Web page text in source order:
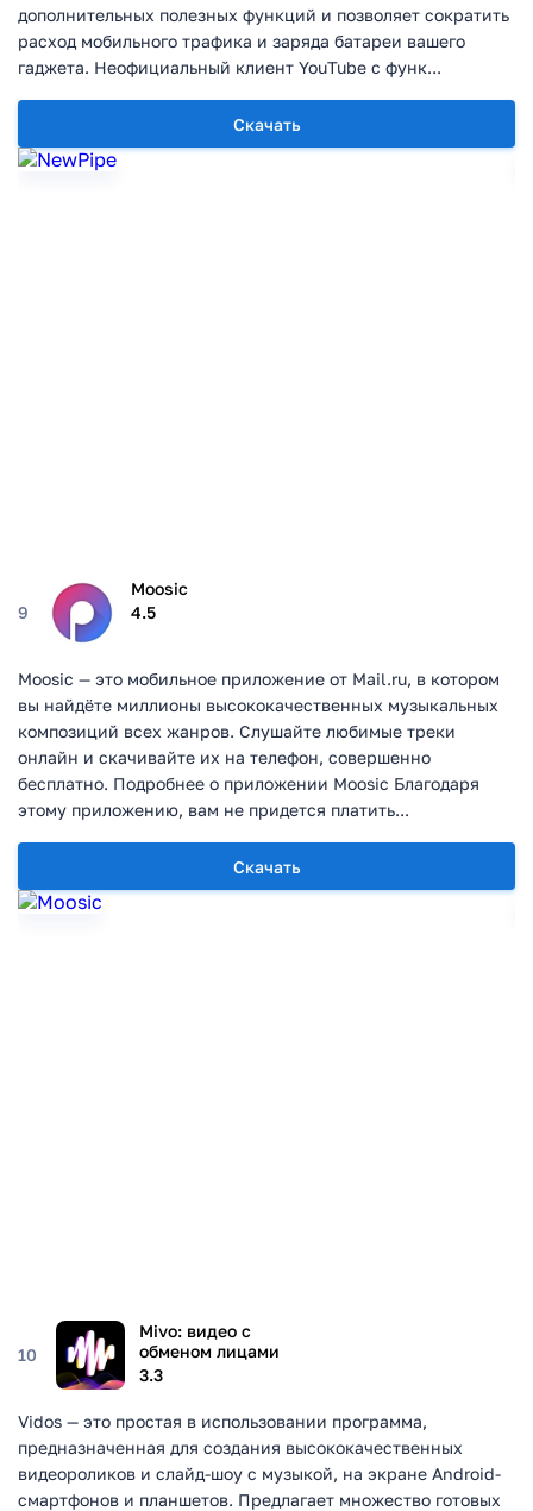
Скачать
дополнительных полезных функций и позволяет сократить
расход мобильного трафика и заряда батареи вашего
гаджета. Неофициальный клиент YouTube с функ...
9
Moosic
4.5
Скачать
Moosic — это мобильное приложение от Mail.ru, в котором
вы найдёте миллионы высококачественных музыкальных
композиций всех жанров. Слушайте любимые треки
онлайн и скачивайте их на телефон, совершенно
бесплатно. Подробнее о приложении Moosic Благодаря
этому приложению, вам не придется платить...
10
Mivo: видео с
обменом лицами
3.3
Vidos — это простая в использовании программа,
предназначенная для создания высококачественных
видеороликов и слайд-шоу с музыкой, на экране Android-
смартфонов и планшетов. Предлагает множество готовых